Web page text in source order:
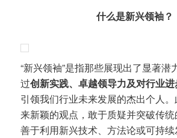
什么是新兴领袖？
“新兴领袖”是指那些展现出了显著潜
过创新实践、卓越领导力及对行业
引领我们行业未来发展的杰出个人
来新颖的观点，敢于质疑并突破传
善于利用新兴技术、方法论或可持